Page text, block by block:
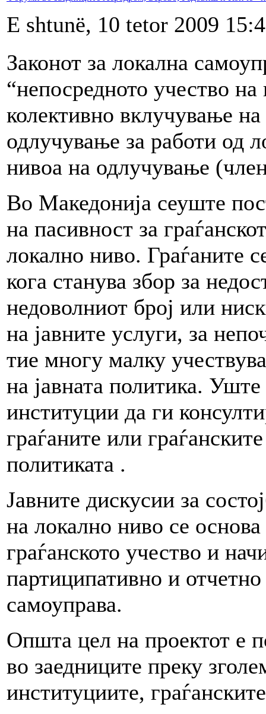
E shtunë, 10 tetor 2009
Законот за локална
“непосредното учество
колективно вклучување
одлучување за работи од
нивоа на одлучување
Во Македонија сеуште
на пасивност за
локално ниво. Граѓаните
кога станува збор за
недоволниот број или
на јавните услуги, за
тие многу малку
на јавната политика.
институции да ги
граѓаните или
политиката .
Јавните дискусии за
на локално ниво се
граѓанското учество и
партиципативно и
самоуправа.
Општа цел на проектот е
во заедниците преку
институциите,